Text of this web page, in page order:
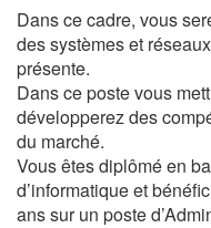
Dans ce cadre, vous
des systèmes et
présente.
Dans ce poste vous
développerez des
du marché.
Vous êtes diplômé en
d’informatique et
ans sur un poste